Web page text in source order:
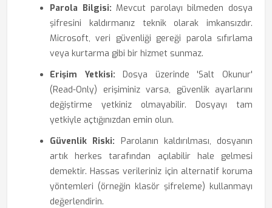
Parola Bilgisi: Mevcut parolayı bilmeden dosya
şifresini kaldırmanız teknik olarak imkansızdır.
Microsoft, veri güvenliği gereği parola sıfırlama
veya kurtarma gibi bir hizmet sunmaz.
Erişim Yetkisi: Dosya üzerinde 'Salt Okunur'
(Read-Only) erişiminiz varsa, güvenlik ayarlarını
değiştirme yetkiniz olmayabilir. Dosyayı tam
yetkiyle açtığınızdan emin olun.
Güvenlik Riski: Parolanın kaldırılması, dosyanın
artık herkes tarafından açılabilir hale gelmesi
demektir. Hassas verileriniz için alternatif koruma
yöntemleri (örneğin klasör şifreleme) kullanmayı
değerlendirin.